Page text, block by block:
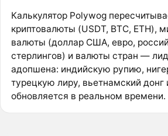
Калькулятор Polywog
криптовалюты (USDT, BTC, ETH),
валюты (доллар США, евро,
стерлингов) и валюты стран —
адопшена: индийскую рупию,
турецкую лиру, вьетнамский донг
обновляется в реальном времени.